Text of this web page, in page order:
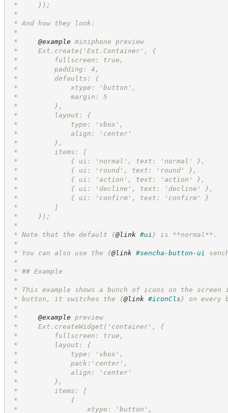
*     });
*
* And how they look:
*
* @example miniphone preview
*     Ext.create('Ext.Container', {
*         fullscreen: true,
*         padding: 4,
*         defaults: {
*             xtype: 'button',
*             margin: 5
*         },
*         layout: {
*             type: 'vbox',
*             align: 'center'
*         },
*         items: [
*             { ui: 'normal', text: 'normal' },
*             { ui: 'round', text: 'round' },
*             { ui: 'action', text: 'action' },
*             { ui: 'decline', text: 'decline' },
*             { ui: 'confirm', text: 'confirm' }
*         ]
*     });
*
* Note that the default {@link #ui } is **normal**.
*
* You can also use the {@link #sencha-button-ui
*
* ## Example
*
* This example shows a bunch of icons on the
* button, it switches the {@link #iconCls } on every
*
* @example preview
*     Ext.createWidget('container', {
*         fullscreen: true,
*         layout: {
*             type: 'vbox',
*             pack:'center',
*             align: 'center'
*         },
*         items: [
*             {
*                 xtype: 'button',